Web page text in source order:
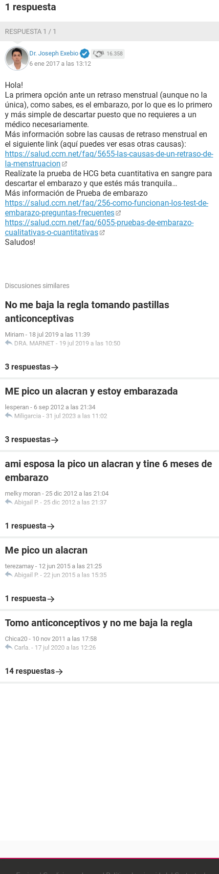
1 respuesta
RESPUESTA 1 / 1
Dr. Joseph Exebio 16.358
6 ene 2017 a las 13:12
Hola!
La primera opción ante un retraso menstrual (aunque no la
única), como sabes, es el embarazo, por lo que es lo primero
y más simple de descartar puesto que no requieres a un
médico necesariamente.
Más información sobre las causas de retraso menstrual en
el siguiente link (aquí puedes ver esas otras causas):
https://salud.ccm.net/faq/5655-las-causas-de-un-retraso-de-
la-menstruacion
Realízate la prueba de HCG beta cuantitativa en sangre para
descartar el embarazo y que estés más tranquila…
Más información de Prueba de embarazo
https://salud.ccm.net/faq/256-como-funcionan-los-test-de-
embarazo-preguntas-frecuentes
https://salud.ccm.net/faq/6055-pruebas-de-embarazo-
cualitativas-o-cuantitativas
Saludos!
Discusiones similares
No me baja la regla tomando pastillas
anticonceptivas
Miriam - 18 jul 2019 a las 11:39
DRA. MARNET - 19 jul 2019 a las 10:50
3 respuestas
ME pico un alacran y estoy embarazada
lesperan - 6 sep 2012 a las 21:34
Miligarcia - 31 jul 2023 a las 11:02
3 respuestas
ami esposa la pico un alacran y tine 6 meses de
embarazo
melky moran - 25 dic 2012 a las 21:04
Abigail P. - 25 dic 2012 a las 21:37
1 respuesta
Me pico un alacran
terezamay - 12 jun 2015 a las 21:25
Abigail P. - 22 jun 2015 a las 15:35
1 respuesta
Tomo anticonceptivos y no me baja la regla
Chica20 - 10 nov 2011 a las 17:58
Carla. - 17 jul 2020 a las 12:26
14 respuestas